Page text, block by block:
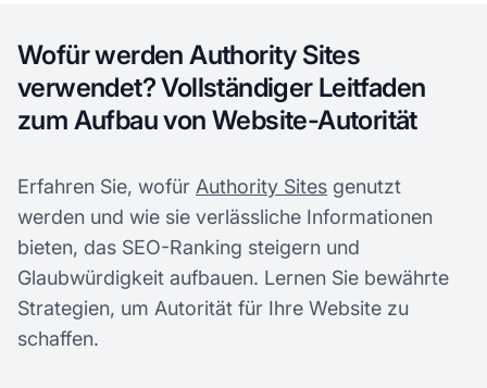
Wofür werden Authority Sites
verwendet? Vollständiger Leitfaden
zum Aufbau von Website-Autorität
Erfahren Sie, wofür Authority Sites genutzt
werden und wie sie verlässliche Informationen
bieten, das SEO-Ranking steigern und
Glaubwürdigkeit aufbauen. Lernen Sie bewährte
Strategien, um Autorität für Ihre Website zu
schaffen.